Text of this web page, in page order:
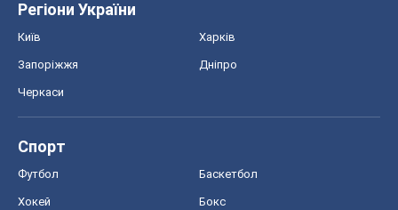
Регіони України
Київ Харків
Запоріжжя Дніпро
Черкаси
Спорт
Футбол Баскетбол
Хокей Бокс